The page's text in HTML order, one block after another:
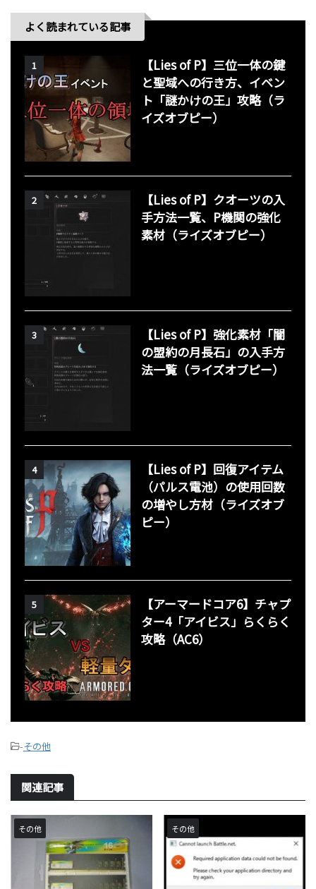
よく読まれている記事
1
【Lies of P】三位一体の鍵
と聖域への行き方、イベン
ト「謎かけの王」攻略（ラ
イズオブピー）
2
【Lies of P】クオーツの入
手方法一覧、P機関の強化
素材（ライズオブピー）
3
【Lies of P】強化素材「闇
の盟約の月長石」の入手方
法一覧（ライズオブピー）
4
【Lies of P】回復アイテム
（パルス電池）の使用回数
の増やし方材（ライズオブ
ピー）
5
【アーマードコア6】チャプ
ター4「アイビス」らくらく
攻略（AC6）
-その他
関連記事
その他 その他